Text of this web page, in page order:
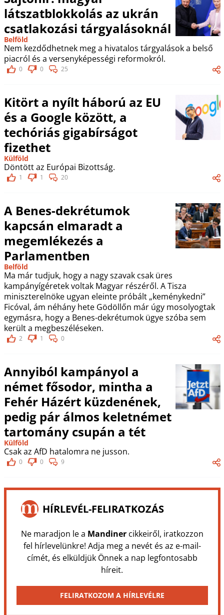
látszatblokkolás az ukrán
csatlakozási tárgyalásoknál
Belföld
Nem kezdődhetnek meg a hivatalos tárgyalások a belső
piacról és a versenyképességi reformokról.
0 0 25
Kitört a nyílt háború az EU
és a Google között, a
techóriás gigabírságot
fizethet
Külföld
Döntött az Európai Bizottság.
1 1 20
A Benes-dekrétumok
kapcsán elmaradt a
megemlékezés a
Parlamentben
Belföld
Ma már tudjuk, hogy a nagy szavak csak üres
kampányígéretek voltak Magyar részéről. A Tisza
miniszterelnöke ugyan eleinte próbált „keménykedni”
Ficóval, ám néhány hete Gödöllőn már úgy mosolyogtak
egymásra, hogy a Benes-dekrétumok ügye szóba sem
került a megbeszéléseken.
2 1 0
Annyiból kampányol a
német fősodor, mintha a
Fehér Házért küzdenének,
pedig pár álmos keletnémet
tartomány csupán a tét
Külföld
Csak az AfD hatalomra ne jusson.
0 0 9
HÍRLEVÉL-FELIRATKOZÁS
Ne maradjon le a Mandinercikkeiről, iratkozzon
fel hírlevelünkre! Adja meg a nevét és az e-mail-
címét, és elküldjük Önnek a nap legfontosabb
híreit.
FELIRATKOZOM A HÍRLEVÉLRE